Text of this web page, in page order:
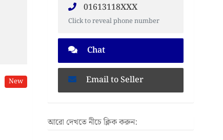
New
01613118XXX
Click to reveal phone number
Chat
Email to Seller
আরো দেখতে নীচে ক্লিক করুন: